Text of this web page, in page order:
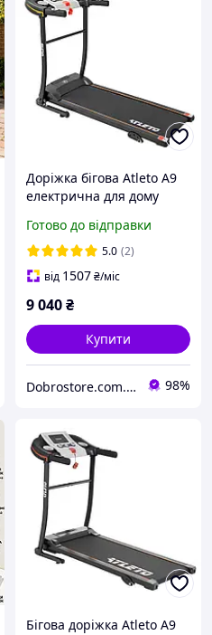
Доріжка бігова Atleto A9
електрична для дому
Готово до відправки
5.0 (2)
від 1507₴/міс
9 040₴
Купити
Dobrostore.com.ua 98%
Бігова доріжка Atleto A9